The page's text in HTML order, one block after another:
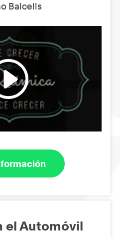
Balcells
el Automóvil